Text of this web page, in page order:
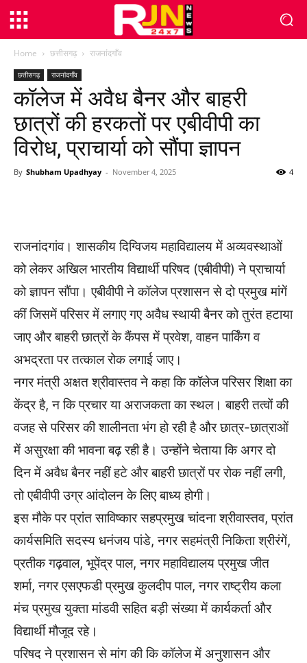
Home छत्तीसगढ़ राजनांदगाँव
छत्तीसगढ़ राजनांदगाँव
कॉलेज में अवैध बैनर और बाहरी
छात्रों की हरकतों पर एबीवीपी का
विरोध, प्राचार्या को सौंपा ज्ञापन
By Shubham Upadhyay - November 4, 2025 4
राजनांदगांव। शासकीय दिग्विजय महाविद्यालय में अव्यवस्थाओं
को लेकर अखिल भारतीय विद्यार्थी परिषद (एबीवीपी) ने प्राचार्या
को ज्ञापन सौंपा। एबीवीपी ने कॉलेज प्रशासन से दो प्रमुख मांगें
कीं जिसमें परिसर में लगाए गए अवैध स्थायी बैनर को तुरंत हटाया
जाए और बाहरी छात्रों के कैंपस में प्रवेश, वाहन पार्किंग व
अभद्रता पर तत्काल रोक लगाई जाए।
नगर मंत्री अक्षत श्रीवास्तव ने कहा कि कॉलेज परिसर शिक्षा का
केंद्र है, न कि प्रचार या अराजकता का स्थल। बाहरी तत्वों की
वजह से परिसर की शालीनता भंग हो रही है और छात्र-छात्राओं
में असुरक्षा की भावना बढ़ रही है। उन्होंने चेताया कि अगर दो
दिन में अवैध बैनर नहीं हटे और बाहरी छात्रों पर रोक नहीं लगी,
तो एबीवीपी उग्र आंदोलन के लिए बाध्य होगी।
इस मौके पर प्रांत साविष्कार सहप्रमुख चांदना श्रीवास्तव, प्रांत
कार्यसमिति सदस्य धनंजय पांडे, नगर सहमंत्री निकिता श्रीरंगें,
प्रतीक गढ़वाल, भूपेंद्र पाल, नगर महाविद्यालय प्रमुख जीत
शर्मा, नगर एसएफडी प्रमुख कुलदीप पाल, नगर राष्ट्रीय कला
मंच प्रमुख युक्ता मांडवी सहित बड़ी संख्या में कार्यकर्ता और
विद्यार्थी मौजूद रहे।
परिषद ने प्रशासन से मांग की कि कॉलेज में अनुशासन और